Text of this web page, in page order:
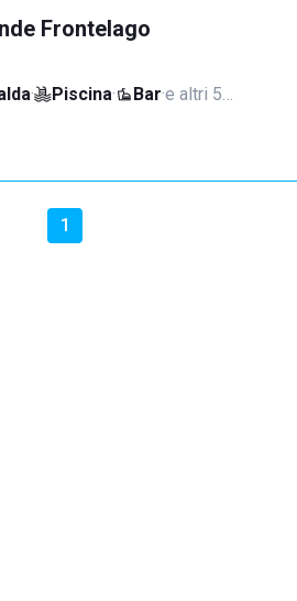
Frontelago
· Piscina· Bar·e altri 5…
1